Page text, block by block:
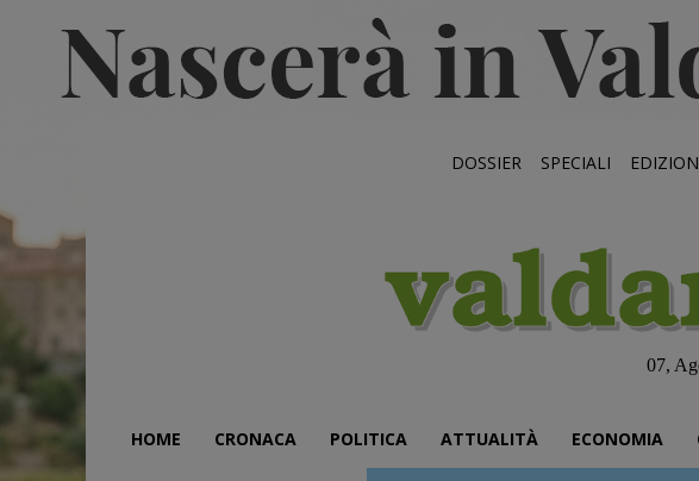
DOSSIER SPECIALI
07,
HOME CRONACA POLITICA ATTUALITÀ ECONOMIA